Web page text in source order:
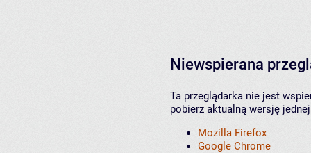
Niewspierana
Ta przeglądarka nie jest
pobierz aktualną wersję
Mozilla Firefox
Google Chrome